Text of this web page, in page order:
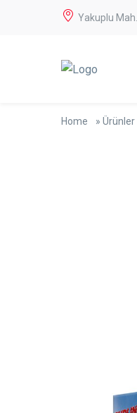
Yakuplu
Home » Ürünler